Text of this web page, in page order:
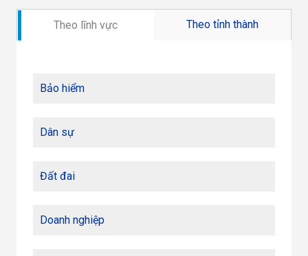
Theo lĩnh vực Theo tỉnh thành
Bảo hiểm
Dân sự
Đất đai
Doanh nghiệp